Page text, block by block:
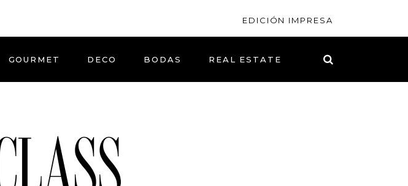
EDICIÓN IMPRESA
GOURMET DECO BODAS REAL ESTATE